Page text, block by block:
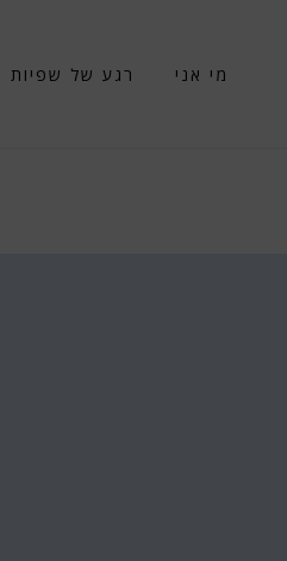
מי אני רגע של שפיות